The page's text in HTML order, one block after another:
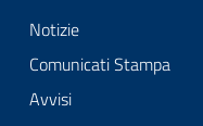
Notizie
Comunicati Stampa
Avvisi